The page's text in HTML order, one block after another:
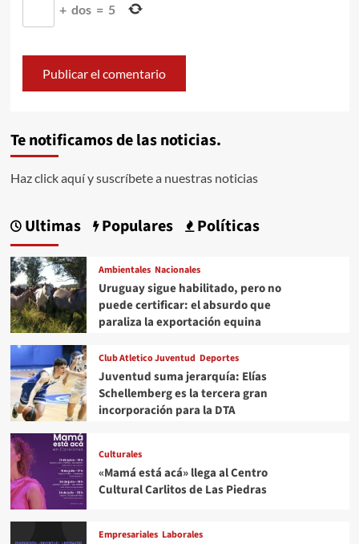
+ dos = 5
Te notificamos de las noticias.
Haz click aquí y suscríbete a nuestras noticias
Ultimas Populares Políticas
Ambientales Nacionales
Uruguay sigue habilitado, pero no
puede certificar: el absurdo que
paraliza la exportación equina
Club Atletico Juventud Deportes
Juventud suma jerarquía: Elías
Schellemberg es la tercera gran
incorporación para la DTA
Culturales
«Mamá está acá» llega al Centro
Cultural Carlitos de Las Piedras
Empresariales Laborales